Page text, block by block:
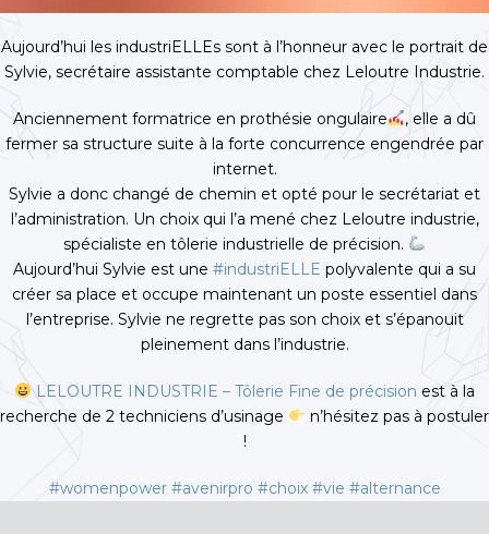
Aujourd’hui les industriELLEs sont à l’honneur avec le portrait de
Sylvie, secrétaire assistante comptable chez Leloutre Industrie.
Anciennement formatrice en prothésie ongulaire
, elle a dû
fermer sa structure suite à la forte concurrence engendrée par
internet.
Sylvie a donc changé de chemin et opté pour le secrétariat et
l’administration. Un choix qui l’a mené chez Leloutre industrie,
spécialiste en tôlerie industrielle de précision.
Aujourd’hui Sylvie est une #industriELLE polyvalente qui a su
créer sa place et occupe maintenant un poste essentiel dans
l’entreprise. Sylvie ne regrette pas son choix et s’épanouit
pleinement dans l’industrie.
LELOUTRE INDUSTRIE – Tôlerie Fine de précision est à la
recherche de 2 techniciens d’usinage
n’hésitez pas à postuler
!
#womenpower #avenirpro #choix #vie #alternance